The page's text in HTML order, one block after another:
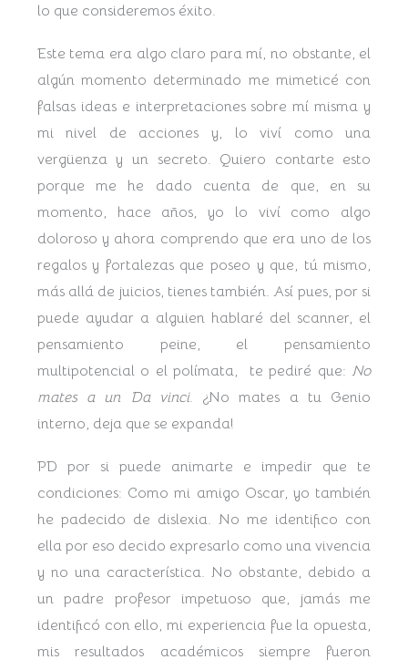
lo que consideremos éxito.
Este tema era algo claro para mí, no obstante, el
algún momento determinado me mimeticé con
falsas ideas e interpretaciones sobre mí misma y
mi nivel de acciones y, lo viví como una
vergüenza y un secreto. Quiero contarte esto
porque me he dado cuenta de que, en su
momento, hace años, yo lo viví como algo
doloroso y ahora comprendo que era uno de los
regalos y fortalezas que poseo y que, tú mismo,
más allá de juicios, tienes también. Así pues, por si
puede ayudar a alguien hablaré del scanner, el
pensamiento peine, el pensamiento
multipotencial o el polímata, te pediré que: No
mates a un Da vinci. ¿No mates a tu Genio
interno, deja que se expanda!
PD por si puede animarte e impedir que te
condiciones: Como mi amigo Oscar, yo también
he padecido de dislexia. No me identifico con
ella por eso decido expresarlo como una vivencia
y no una característica. No obstante, debido a
un padre profesor impetuoso que, jamás me
identificó con ello, mi experiencia fue la opuesta,
mis resultados académicos siempre fueron